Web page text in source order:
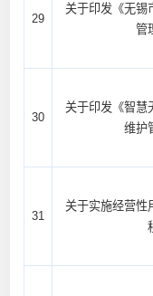
29
关于印发《无锡
管
30
关于印发《智慧
维护
31
关于实施经营性